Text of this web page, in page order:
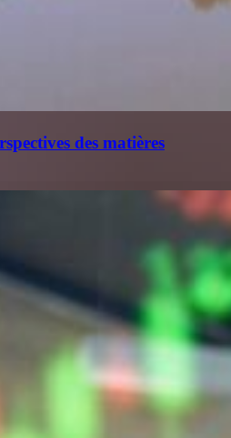
des matières